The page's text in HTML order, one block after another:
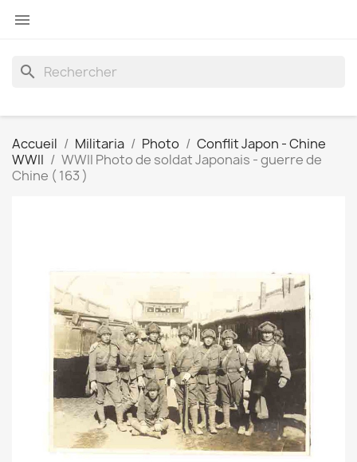

search
Accueil Militaria Photo
Conflit Japon - Chine
WWII
WWII Photo de soldat Japonais - guerre de
Chine ( 163 )